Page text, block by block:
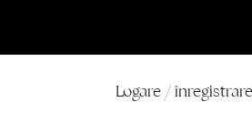
Logare / înregistrare